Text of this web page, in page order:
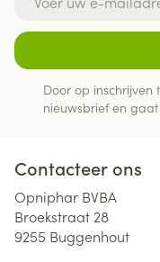
Door op inschrijven
nieuwsbrief en
Contacteer ons
Opniphar BVBA
Broekstraat 28
9255 Buggenhout